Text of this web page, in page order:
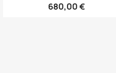
680,00 €